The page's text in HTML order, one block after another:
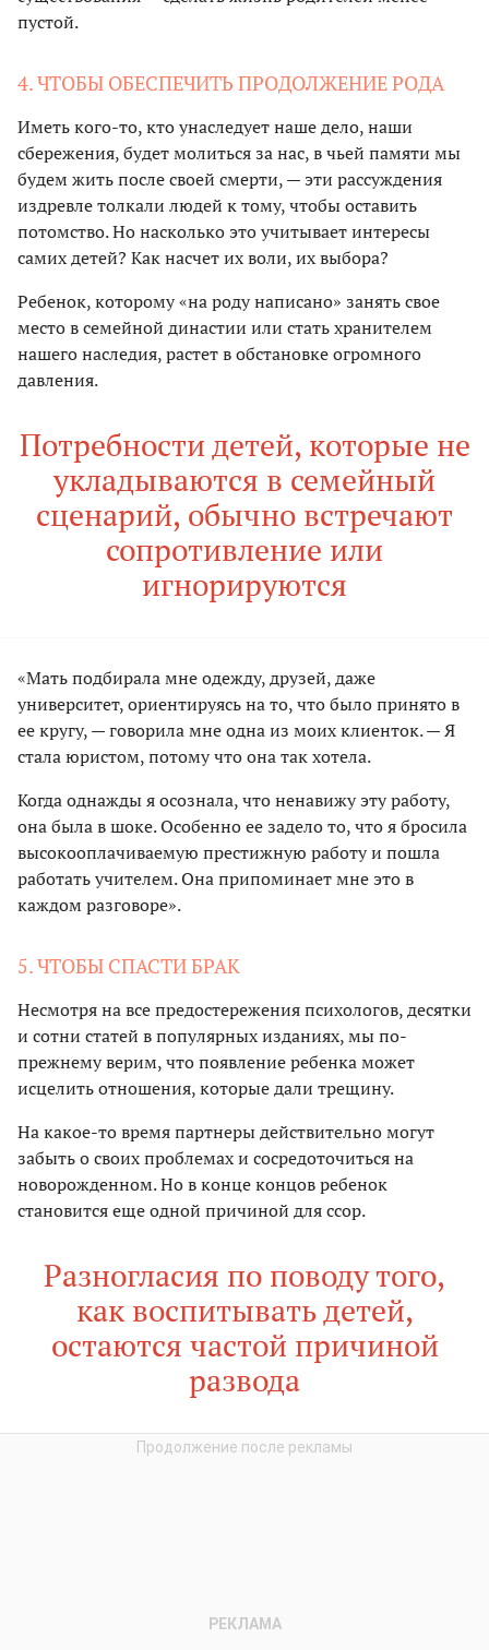
пустой.
4. ЧТОБЫ ОБЕСПЕЧИТЬ ПРОДОЛЖЕНИЕ РОДА
Иметь кого-то, кто унаследует наше дело, наши
сбережения, будет молиться за нас, в чьей памяти мы
будем жить после своей смерти, — эти рассуждения
издревле толкали людей к тому, чтобы оставить
потомство. Но насколько это учитывает интересы
самих детей? Как насчет их воли, их выбора?
Ребенок, которому «на роду написано» занять свое
место в семейной династии или стать хранителем
нашего наследия, растет в обстановке огромного
давления.
Потребности детей, которые не
укладываются в семейный
сценарий, обычно встречают
сопротивление или
игнорируются
«Мать подбирала мне одежду, друзей, даже
университет, ориентируясь на то, что было принято в
ее кругу, — говорила мне одна из моих клиенток. — Я
стала юристом, потому что она так хотела.
Когда однажды я осознала, что ненавижу эту работу,
она была в шоке. Особенно ее задело то, что я бросила
высокооплачиваемую престижную работу и пошла
работать учителем. Она припоминает мне это в
каждом разговоре».
5. ЧТОБЫ СПАСТИ БРАК
Несмотря на все предостережения психологов, десятки
и сотни статей в популярных изданиях, мы по-
прежнему верим, что появление ребенка может
исцелить отношения, которые дали трещину.
На какое-то время партнеры действительно могут
забыть о своих проблемах и сосредоточиться на
новорожденном. Но в конце концов ребенок
становится еще одной причиной для ссор.
Разногласия по поводу того,
как воспитывать детей,
остаются частой причиной
развода